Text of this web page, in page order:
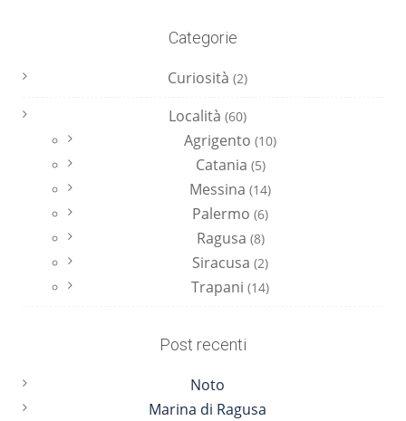
Categorie
Curiosità (2)
Località (60)
Agrigento (10)
Catania (5)
Messina (14)
Palermo (6)
Ragusa (8)
Siracusa (2)
Trapani (14)
Post recenti
Noto
Marina di Ragusa